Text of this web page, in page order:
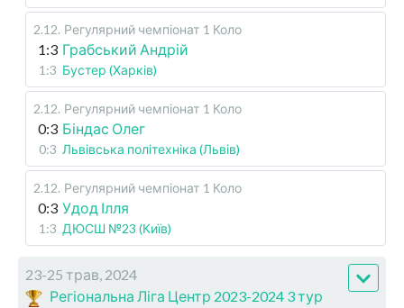
2.12. Регулярний чемпіонат 1 Коло
1:3 Грабський Андрій
1:3 Бустер (Харків)
2.12. Регулярний чемпіонат 1 Коло
0:3 Біндас Олег
0:3 Львівська політехніка (Львів)
2.12. Регулярний чемпіонат 1 Коло
0:3 Удод Ілля
1:3 ДЮСШ №23 (Київ)
23-25 трав, 2024
Регіональна Ліга Центр 2023-2024 3 тур